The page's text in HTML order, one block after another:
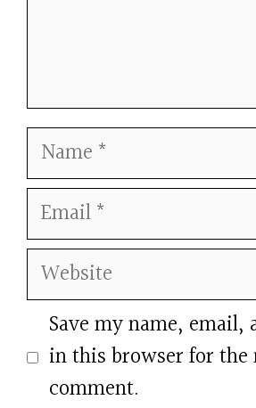
Name
Email
Website
Save my name, email,
in this browser for
comment.